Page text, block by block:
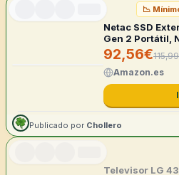
📉
Netac SSD
Gen 2 Portátil,
92,56€115,99
Amazon.es
Publicado por Chollero
Televisor LG